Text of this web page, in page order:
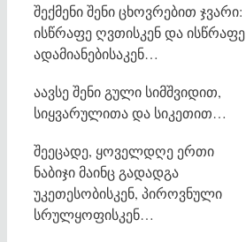
შექმენი შენი ცხოვრებით ჯვარი:
ისწრაფე ღვთისკენ და ისწრაფე
ადამიანებისაკენ…
აავსე შენი გული სიმშვიდით,
სიყვარულითა და სიკეთით…
შეეცადე, ყოველდღე ერთი
ნაბიჯი მაინც გადადგა
უკეთესობისკენ, პიროვნული
სრულყოფისკენ…